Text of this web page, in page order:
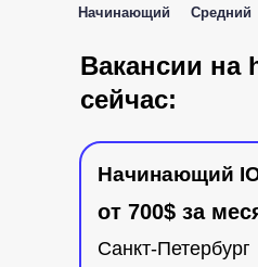
Начинающий
Вакансии на
сейчас:
Средний
Начинающий
от 700$ за
Санкт-Петербург
в сфере IT
Попробуете себя
Сможете
фронтенд и